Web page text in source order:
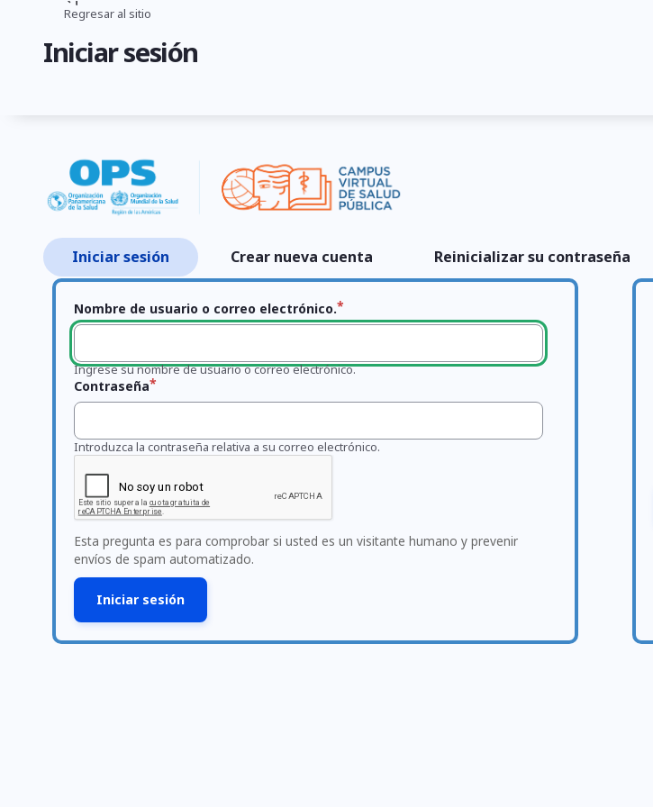
contenido
Ruta
de
Regresar al sitio
Iniciar sesión
Primary
tabs
Iniciar sesión Crear nueva cuenta Reinicializar su contraseña
Nombre de usuario o correo electrónico.
Ingrese su nombre de usuario o correo electrónico.
Contraseña
Introduzca la contraseña relativa a su correo electrónico.
Esta pregunta es para comprobar si usted es un visitante humano y prevenir
envíos de spam automatizado.